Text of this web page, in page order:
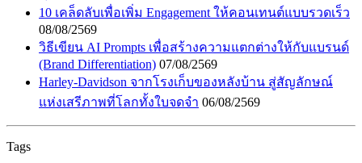
10 เคล็ดลับเพื่อเพิ่ม Engagement ให้คอนเทนต์แบบรวดเร็ว
08/08/2569
วิธีเขียน AI Prompts เพื่อสร้างความแตกต่างให้กับแบรนด์
(Brand Differentiation) 07/08/2569
Harley-Davidson จากโรงเก็บของหลังบ้าน สู่สัญลักษณ์
แห่งเสรีภาพที่โลกทั้งใบจดจำ 06/08/2569
Tags